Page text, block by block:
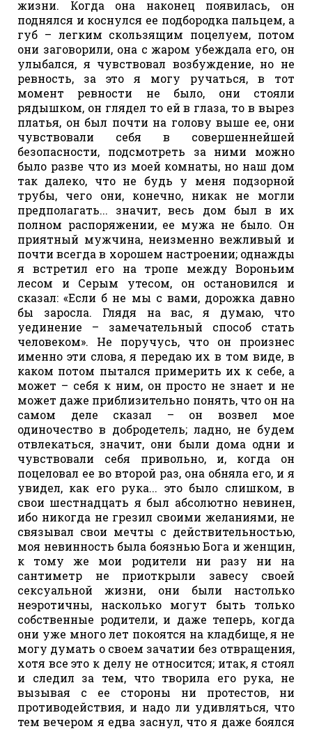
жизни. Когда она наконец появилась, он
поднялся и коснулся ее подбородка пальцем, а
губ – легким скользящим поцелуем, потом
они заговорили, она с жаром убеждала его, он
улыбался, я чувствовал возбуждение, но не
ревность, за это я могу ручаться, в тот
момент ревности не было, они стояли
рядышком, он глядел то ей в глаза, то в вырез
платья, он был почти на голову выше ее, они
чувствовали себя в совершеннейшей
безопасности, подсмотреть за ними можно
было разве что из моей комнаты, но наш дом
так далеко, что не будь у меня подзорной
трубы, чего они, конечно, никак не могли
предполагать... значит, весь дом был в их
полном распоряжении, ее мужа не было. Он
приятный мужчина, неизменно вежливый и
почти всегда в хорошем настроении; однажды
я встретил его на тропе между Вороньим
лесом и Серым утесом, он остановился и
сказал: «Если б не мы с вами, дорожка давно
бы заросла. Глядя на вас, я думаю, что
уединение – замечательный способ стать
человеком». Не поручусь, что он произнес
именно эти слова, я передаю их в том виде, в
каком потом пытался примерить их к себе, а
может – себя к ним, он просто не знает и не
может даже приблизительно понять, что он на
самом деле сказал – он возвел мое
одиночество в добродетель; ладно, не будем
отвлекаться, значит, они были дома одни и
чувствовали себя привольно, и, когда он
поцеловал ее во второй раз, она обняла его, и я
увидел, как его рука... это было слишком, в
свои шестнадцать я был абсолютно невинен,
ибо никогда не грезил своими желаниями, не
связывал свои мечты с действительностью,
моя невинность была боязнью Бога и женщин,
к тому же мои родители ни разу ни на
сантиметр не приоткрыли завесу своей
сексуальной жизни, они были настолько
неэротичны, насколько могут быть только
собственные родители, и даже теперь, когда
они уже много лет покоятся на кладбище, я не
могу думать о своем зачатии без отвращения,
хотя все это к делу не относится; итак, я стоял
и следил за тем, что творила его рука, не
вызывая с ее стороны ни протестов, ни
противодействия, и надо ли удивляться, что
тем вечером я едва заснул, что я даже боялся